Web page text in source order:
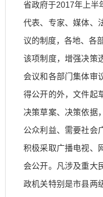
省政府于2017年上半
代表、专家、媒体、
议的制度，各地、各
该项制度，增强决策
会议和各部门集体审
得公开的外，文件起
决策草案、决策依据
公众利益、需要社会
积极采取广播电视、
会公开。凡涉及重大
政机关特别是市县两